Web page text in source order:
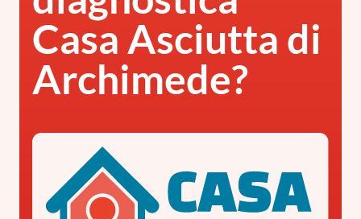
Casa Asciutta di
Archimede?